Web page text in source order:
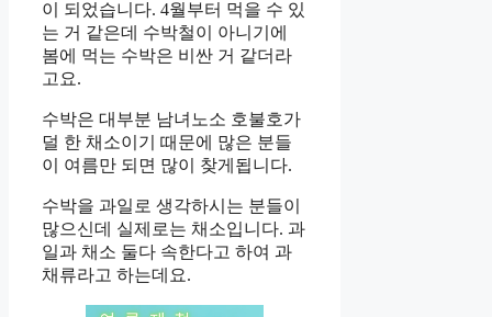
이 되었습니다. 4월부터 먹을 수 있
는 거 같은데 수박철이 아니기에
봄에 먹는 수박은 비싼 거 같더라
고요.
수박은 대부분 남녀노소 호불호가
덜 한 채소이기 때문에 많은 분들
이 여름만 되면 많이 찾게됩니다.
수박을 과일로 생각하시는 분들이
많으신데 실제로는 채소입니다. 과
일과 채소 둘다 속한다고 하여 과
채류라고 하는데요.